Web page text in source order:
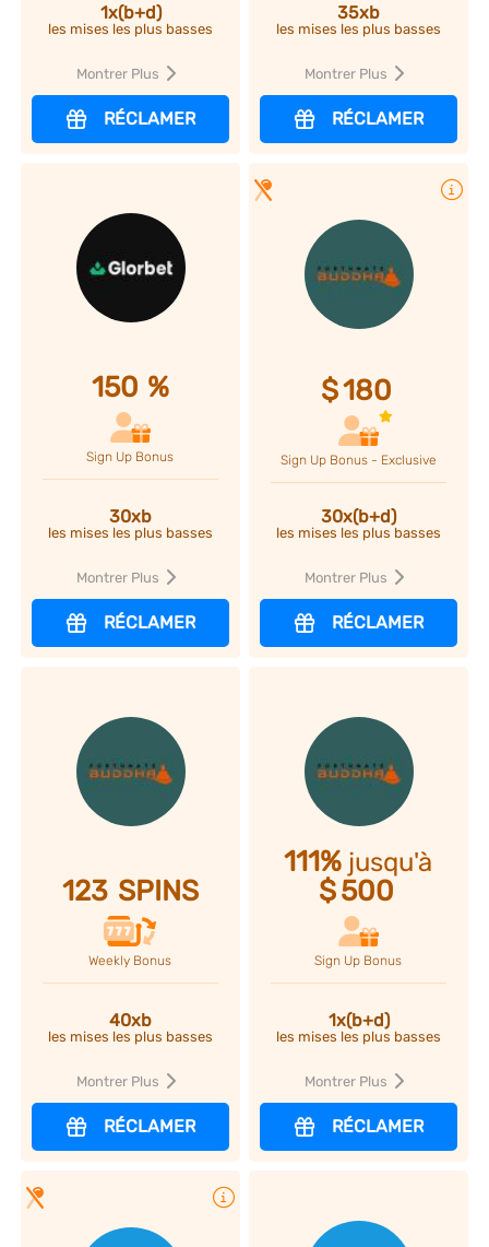
1x(b+d)
les mises les plus basses
Montrer Plus
RÉCLAMER
35xb
les mises les plus basses
Montrer Plus
RÉCLAMER
150 %
Sign Up Bonus
30xb
les mises les plus basses
Montrer Plus
RÉCLAMER
Plus d'infos
$180
Sign Up Bonus - Exclusive
30x(b+d)
les mises les plus basses
Montrer Plus
RÉCLAMER
123 SPINS
Weekly Bonus
40xb
les mises les plus basses
Montrer Plus
RÉCLAMER
111% jusqu'à
$500
Sign Up Bonus
1x(b+d)
les mises les plus basses
Montrer Plus
RÉCLAMER
Plus d'infos